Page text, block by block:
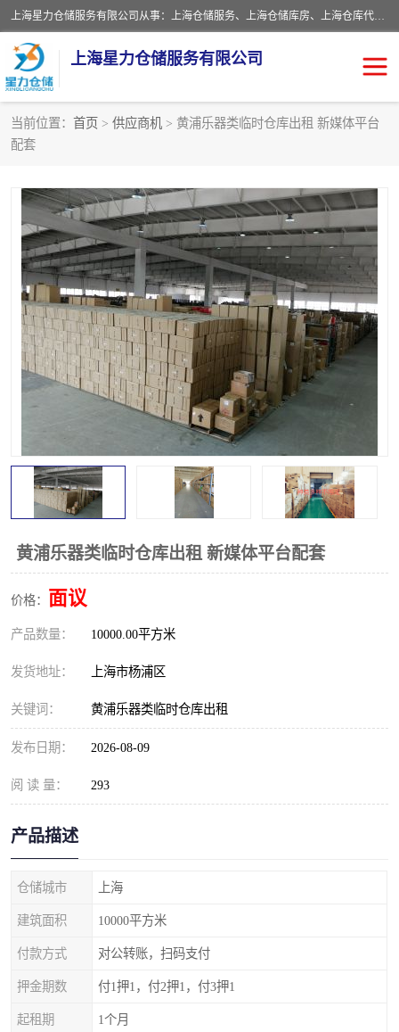
上海星力仓储服务有限公司从事：上海仓储服务、上海仓储库房、上海仓库代运营、上海仓库对外出租、上海仓库外包、上海三方仓储、上海电商仓储代发、上海电商代发货仓库、上海托管仓库、上海仓储配送。上海星力仓储服务有限公司现在拥有100个分仓、10万余平方的标准库房，精炼员工几百名，与几千家客户合作，公司已跻身上海仓储行业前列。欢迎来电咨询！
上海星力仓储服务有限公司
当前位置： 首页 > 供应商机 > 黄浦乐器类临时仓库出租 新媒体平台
配套
黄浦乐器类临时仓库出租 新媒体平台配套
价格： 面议
产品数量： 10000.00平方米
发货地址： 上海市杨浦区
关键词： 黄浦乐器类临时仓库出租
发布日期： 2026-08-09
阅 读 量： 293
产品描述
仓储城市 上海
建筑面积 10000平方米
付款方式 对公转账，扫码支付
押金期数 付1押1，付2押1，付3押1
起租期 1个月
上海仓库对外出租
上海仓储配送 上海仓库外包
上海仓库代运营 上海托管仓库
上海第三方仓储 上海仓储服务
仓储 上海电商代发货仓库
上海托管仓库